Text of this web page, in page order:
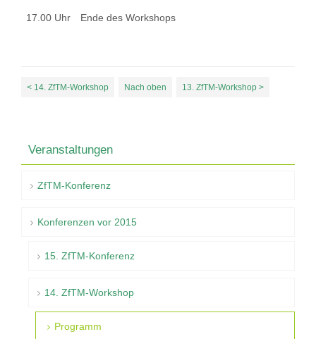
17.00 Uhr Ende des Workshops
< 14. ZfTM-Workshop Nach oben 13. ZfTM-Workshop >
Veranstaltungen
ZfTM-Konferenz
Konferenzen vor 2015
15. ZfTM-Konferenz
14. ZfTM-Workshop
Programm